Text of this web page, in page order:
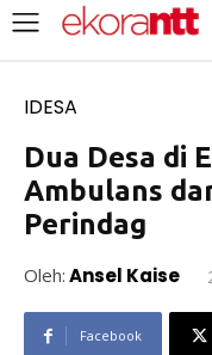
IDESA
Dua Desa di
Ambulans
Perindag
Oleh: Ansel Kaise
Facebook